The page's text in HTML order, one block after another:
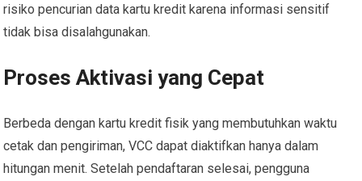
risiko pencurian data kartu kredit karena informasi sensitif
tidak bisa disalahgunakan.
Proses Aktivasi yang Cepat
Berbeda dengan kartu kredit fisik yang membutuhkan waktu
cetak dan pengiriman, VCC dapat diaktifkan hanya dalam
hitungan menit. Setelah pendaftaran selesai, pengguna